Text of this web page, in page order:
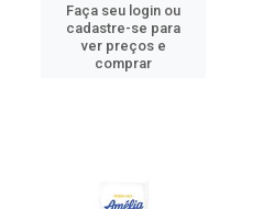
Faça seu login ou
cadastre-se para
ver preços e
comprar